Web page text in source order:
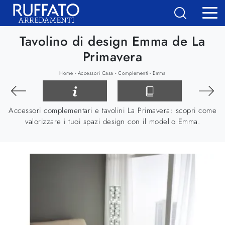
Tavolino di design Emma de La
Primavera
Home - Accessori Casa - Complementi - Emma
Accessori complementari e tavolini La Primavera: scopri come
valorizzare i tuoi spazi design con il modello Emma.